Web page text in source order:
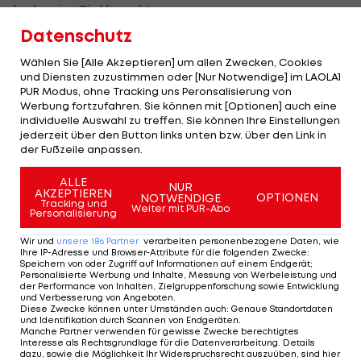
locker ins Ziel brachte.
Die Salomon-Staffel erreichte den 9. Rang. Klarer
Sieger wurde das Team LCAV Doubrava in
sensationellen 3:18,18 Minuten.
Der Kulm brannte
Heiß her ging es auf der größten
Naturflugschanze der Welt, als die 14 Feuerwehr-
Teams zu je vier Mann hoch antraten. In einem
heiß umkämpften Zielsprint erkämpften sich die
Mannen der FF Kitzbühel den Sieg.
Knapp dahinter platzierten sich die Teams der FF
Lembach und der FF Pichla bei Radkersburg.
Hochkarätig besetzt
Datenschutz
Wählen Sie [Alle Akzeptieren] um allen Zwecken, Cookies
und Diensten zuzustimmen oder [Nur Notwendige] im LAOLA1
PUR Modus, ohne Tracking uns Peronsalisierung von
Werbung fortzufahren. Sie können mit [Optionen] auch eine
individuelle Auswahl zu treffen. Sie können Ihre Einstellungen
jederzeit über den Button links unten bzw. über den Link in
der Fußzeile anpassen.
ALLE
AKZEPTIEREN
Tracking und
Personalisierung
NUR
NOTWENDIGE
Weiter mit PUR-Abo
OPTIONEN
Wir und unsere 186 Partner verarbeiten personenbezogene Daten, wie
Ihre IP-Adresse und Browser-Attribute für die folgenden Zwecke:
Speichern von oder Zugriff auf Informationen auf einem Endgerät;
Personalisierte Werbung und Inhalte, Messung von Werbeleistung und
der Performance von Inhalten, Zielgruppenforschung sowie Entwicklung
und Verbesserung von Angeboten.
Diese Zwecke können unter Umständen auch: Genaue Standortdaten
und Identifikation durch Scannen von Endgeräten.
Manche Partner verwenden für gewisse Zwecke berechtigtes
Interesse als Rechtsgrundlage für die Datenverarbeitung. Details
dazu, sowie die Möglichkeit Ihr Widerspruchsrecht auszuüben, sind hier